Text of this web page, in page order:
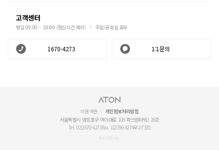
고객센터
평일 09:00 ~ 18:00 (점심시간 제외) 주말/공휴일 휴무
1670-4273 1:1문의
이용약관
개인정보처리방침
서울특별시 영등포구 여의대로 108 파크원타워1 26층
Tel. 02)1670-4273Fax. 02)786-4274우.07335
© ATON Inc.